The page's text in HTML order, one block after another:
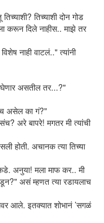
तिच्याशी दोन गोड
करून दिले नाहीस.. माझे तर
नाही वाटलं.." त्यांनी
असतील तर...?"
असेल का गं?"
अरे बापरे! मगतर मी त्यांची
होती. अचानक त्या तिच्या
अनुया! मला माफ कर.. मी
असं म्हणत त्या रडायलाच
आले. इतक्यात शोभानं ’सगळं